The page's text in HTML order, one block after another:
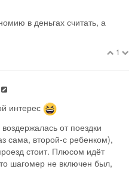
в деньгах считать, а
1
интерес
от поездки
сама, второй-с ребенком),
стоит. Плюсом идёт
шагомер не включен был,